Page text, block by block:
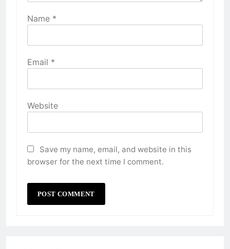
Name *
Email *
Website
Save my name, email, and website in this
browser for the next time I comment.